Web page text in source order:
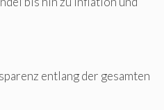
entlang der gesamten